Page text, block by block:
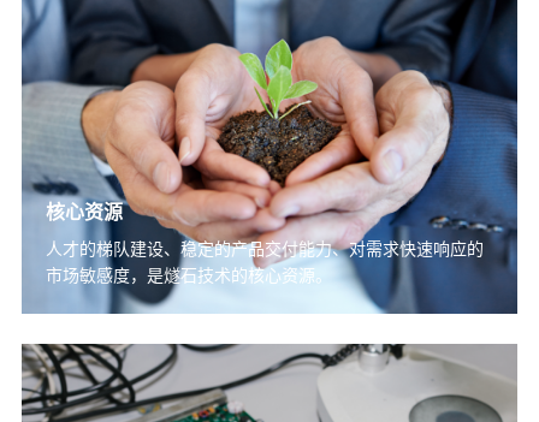
核心资源
人才的梯队建设、稳定的产品交付能力、对需求快速响应的
市场敏感度，是燧石技术的核心资源。